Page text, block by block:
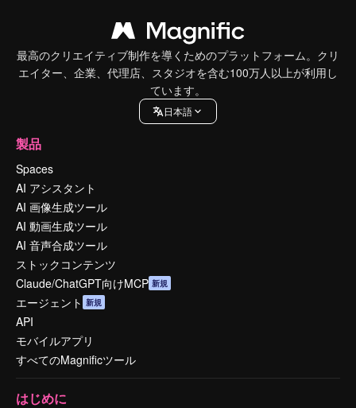
最高のクリエイティブ制作を導くためのプラットフォーム。クリ
エイター、企業、代理店、スタジオを含む100万人以上が利用し
ています。
日本語
製品
Spaces
AI アシスタント
AI 画像生成ツール
AI 動画生成ツール
AI 音声合成ツール
ストックコンテンツ
Claude/ChatGPT向けMCP 新規
エージェント 新規
API
モバイルアプリ
すべてのMagnificツール
はじめに